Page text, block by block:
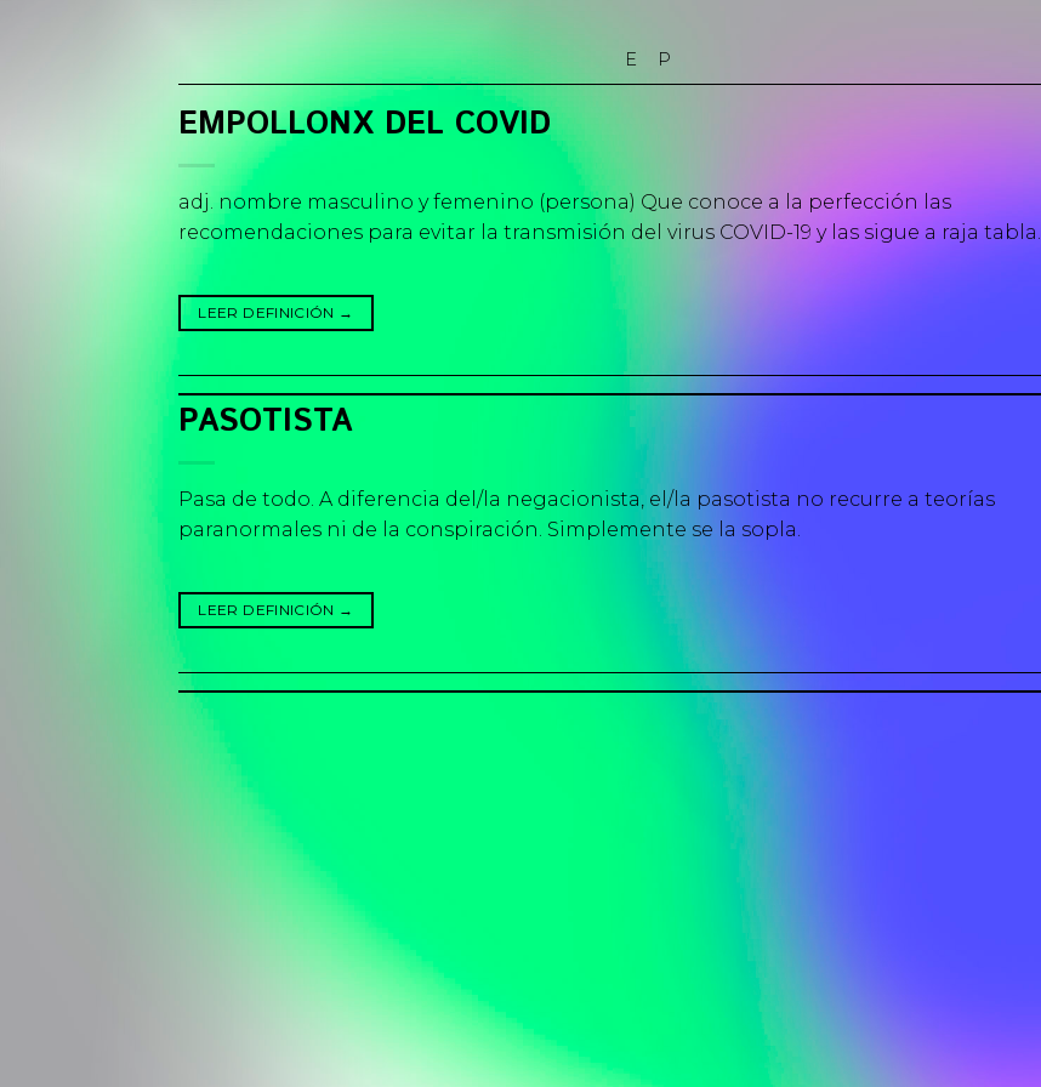
E P
EMPOLLONX DEL COVID
adj. nombre masculino y femenino (persona) Que conoce a la perfección las
recomendaciones para evitar la transmisión del virus COVID-19 y las sigue a raja tabla.
LEER DEFINICIÓN →
PASOTISTA
Pasa de todo. A diferencia del/la negacionista, el/la pasotista no recurre a teorías
paranormales ni de la conspiración. Simplemente se la sopla.
LEER DEFINICIÓN →